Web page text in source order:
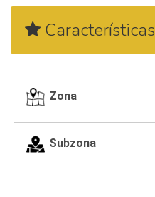
Características
Zona
Subzona